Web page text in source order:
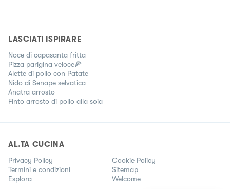
LASCIATI ISPIRARE
Noce di capasanta fritta
Pizza parigina veloce🍕
Alette di pollo con Patate
Nido di Senape selvatica
Anatra arrosto
Finto arrosto di pollo alla soia
AL.TA CUCINA
Privacy Policy
Cookie Policy
Termini e condizioni
Sitemap
Esplora
Welcome